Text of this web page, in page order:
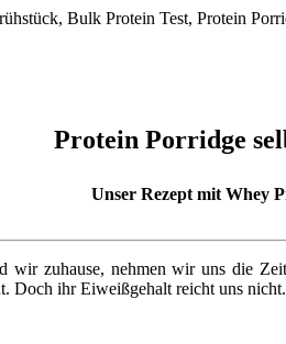
Protein Porridge
Unser Rezept mit Whey
wir zuhause, nehmen wir uns die
ihr Eiweißgehalt reicht uns